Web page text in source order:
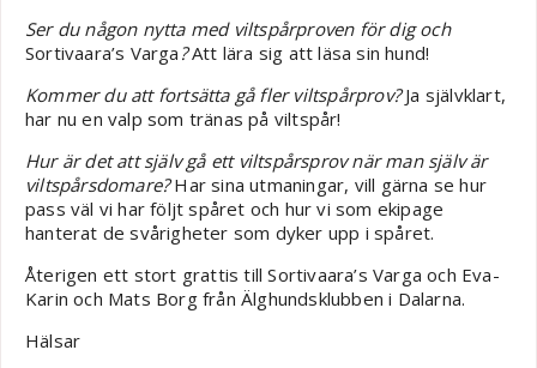
Ser du någon nytta med viltspårproven för dig och
Sortivaara’s Varga ?Att lära sig att läsa sin hund!
Kommer du att fortsätta gå fler viltspårprov?Ja självklart,
har nu en valp som tränas på viltspår!
Hur är det att själv gå ett viltspårsprov när man själv är
viltspårsdomare?Har sina utmaningar, vill gärna se hur
pass väl vi har följt spåret och hur vi som ekipage
hanterat de svårigheter som dyker upp i spåret.
Återigen ett stort grattis till Sortivaara’s Varga och Eva-
Karin och Mats Borg från Älghundsklubben i Dalarna.
Hälsar